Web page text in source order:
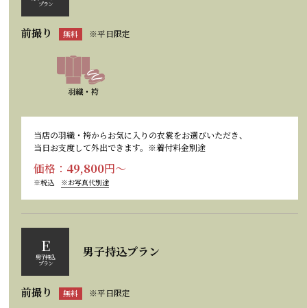
プラン
前撮り 無料 ※平日限定
当店の羽織・袴からお気に入りの衣裳をお選びいただき、
当日お支度して外出できます。※着付料金別途
価格： 49,800円〜
※税込 ※お写真代別途
E
男子持込
プラン
男子持込プラン
前撮り 無料 ※平日限定